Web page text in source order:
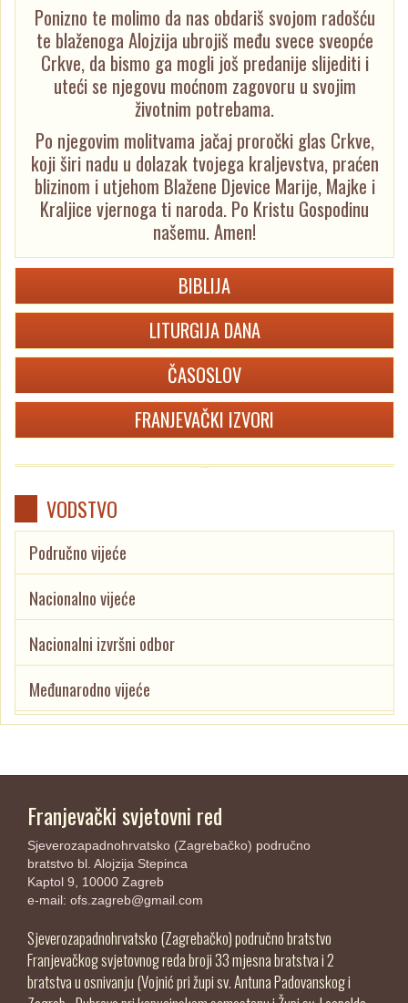
Ponizno te molimo da nas obdariš svojom radošću
te blaženoga Alojzija ubrojiš među svece sveopće
Crkve, da bismo ga mogli još predanije slijediti i
uteći se njegovu moćnom zagovoru u svojim
životnim potrebama.
Po njegovim molitvama jačaj proročki glas Crkve,
koji širi nadu u dolazak tvojega kraljevstva, praćen
blizinom i utjehom Blažene Djevice Marije, Majke i
Kraljice vjernoga ti naroda. Po Kristu Gospodinu
našemu. Amen!
BIBLIJA
LITURGIJA DANA
ČASOSLOV
FRANJEVAČKI IZVORI
VODSTVO
Područno vijeće
Nacionalno vijeće
Nacionalni izvršni odbor
Međunarodno vijeće
Franjevački svjetovni red
Sjeverozapadnohrvatsko (Zagrebačko) područno
bratstvo bl. Alojzija Stepinca
Kaptol 9, 10000 Zagreb
e-mail: ofs.zagreb@gmail.com
Sjeverozapadnohrvatsko (Zagrebačko) područno bratstvo
Franjevačkog svjetovnog reda broji 33 mjesna bratstva i 2
bratstva u osnivanju (Vojnić pri župi sv. Antuna Padovanskog i